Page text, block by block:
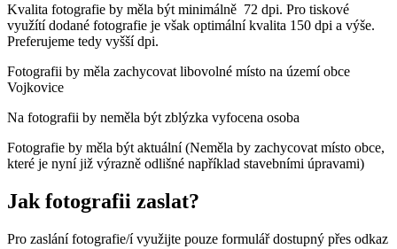
Kvalita fotografie by měla být minimálně 72 dpi. Pro tiskové
využítí dodané fotografie je však optimální kvalita 150 dpi a výše.
Preferujeme tedy vyšší dpi.
Fotografii by měla zachycovat libovolné místo na území obce
Vojkovice
Na fotografii by neměla být zblýzka vyfocena osoba
Fotografie by měla být aktuální (Neměla by zachycovat místo obce,
které je nyní již výrazně odlišné například stavebními úpravami)
Jak fotografii zaslat?
Pro zaslání fotografie/í využijte pouze formulář dostupný přes odkaz